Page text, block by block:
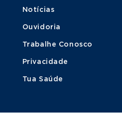
Notícias
Ouvidoria
Trabalhe Conosco
Privacidade
Tua Saúde